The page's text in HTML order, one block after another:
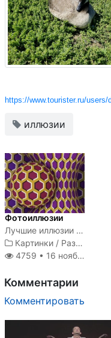
https://www.tourister.ru/users/
иллюзии
Фотоиллюзии
Лучшие иллюзии 2018 года
Картинки / Разное
4759 • 16 ноября 2018
Комментарии
Комментировать